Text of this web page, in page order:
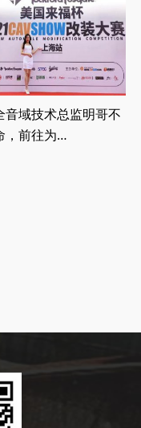
音域技术总监明哥不
，前往为